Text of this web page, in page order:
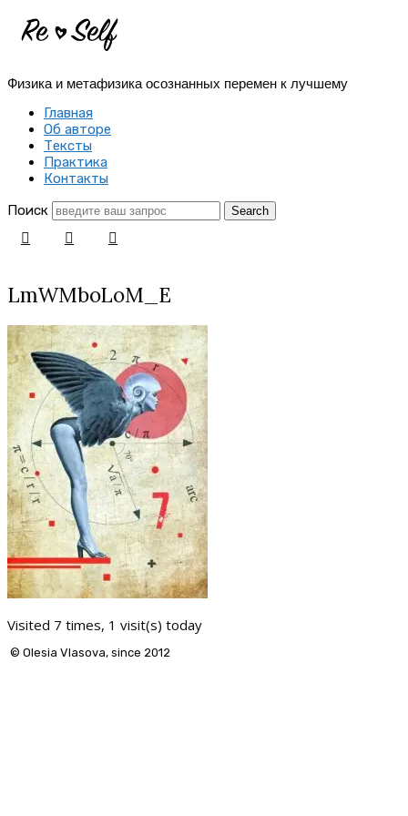
Re-
|
Создай
себя
заново
Физика и метафизика осознанных перемен к лучшему
Главная
Об авторе
Тексты
Практика
Контакты
Поиск
LmWMboLoM_E
Visited 7 times, 1 visit(s) today
© Olesia Vlasova, since 2012